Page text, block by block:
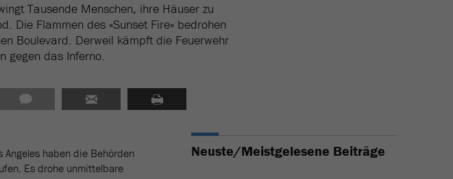
Tausende Menschen, ihre Häuser zu
Die Flammen des «Sunset Fire» bedrohen
Boulevard. Derweil kämpft die Feuerwehr
gegen das Inferno.
Angeles haben die Behörden
Es drohe unmittelbare
Neuste/Meistgelesene Beiträge